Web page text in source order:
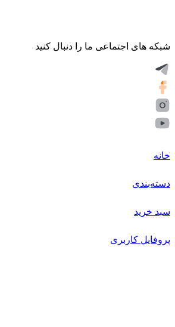
شبکه های اجتماعی ما را دنبال کنید
خانه
دسته‌بندی
سبد خرید
پروفایل کاربری